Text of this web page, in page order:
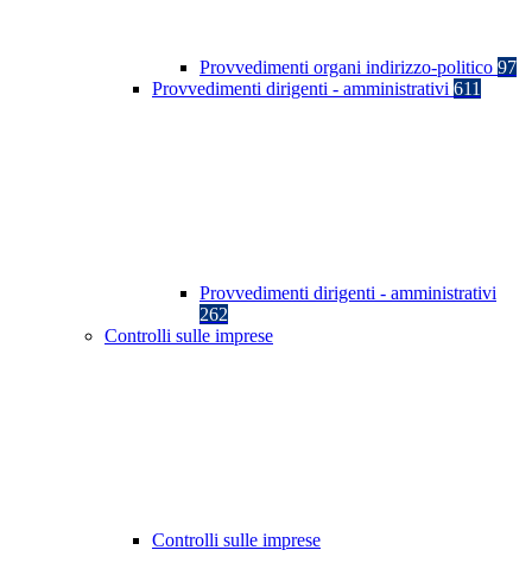
Provvedimenti organi indirizzo-politico 97
Provvedimenti dirigenti - amministrativi 611
Provvedimenti dirigenti - amministrativi
262
Controlli sulle imprese
Controlli sulle imprese